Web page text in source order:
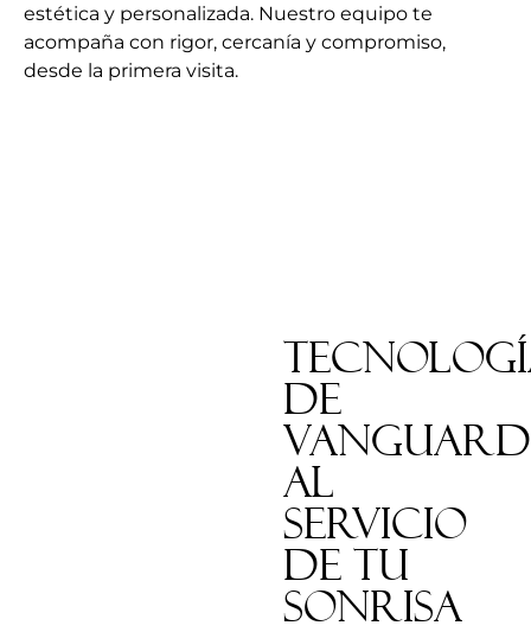
estética y personalizada. Nuestro equipo te
acompaña con rigor, cercanía y compromiso,
desde la primera visita.
de
al
Servicio
de tu
Sonrisa